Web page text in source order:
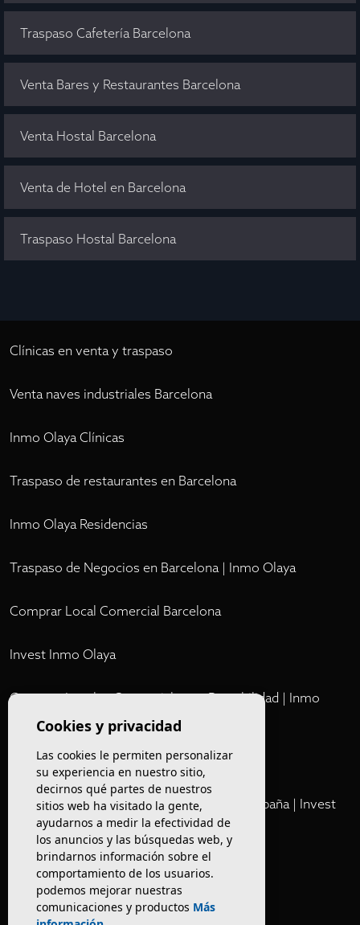
Traspaso Cafetería Barcelona
Venta Bares y Restaurantes Barcelona
Venta Hostal Barcelona
Venta de Hotel en Barcelona
Traspaso Hostal Barcelona
Clínicas en venta y traspaso
Venta naves industriales Barcelona
Inmo Olaya Clínicas
Traspaso de restaurantes en Barcelona
Inmo Olaya Residencias
Traspaso de Negocios en Barcelona | Inmo Olaya
Comprar Local Comercial Barcelona
Invest Inmo Olaya
Comprar Locales Comerciales en Rentabilidad | Inmo
Cartera Privada de Activos Hoteleros en España | Invest
Inmo Olaya
Venta de edificios
Comprar restaurante en Barcelona
Cookies y privacidad
Las cookies le permiten personalizar
su experiencia en nuestro sitio,
decirnos qué partes de nuestros
sitios web ha visitado la gente,
ayudarnos a medir la efectividad de
los anuncios y las búsquedas web, y
brindarnos información sobre el
comportamiento de los usuarios.
podemos mejorar nuestras
comunicaciones y productos Más